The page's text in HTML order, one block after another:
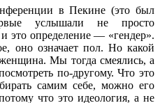
в Пекине (это был
услышали не просто
это определение — «гендер».
оно означает пол. Но какой
Мы тогда смеялись, а
по-другому. Что это
самим себе, можно его
что это идеология, а не